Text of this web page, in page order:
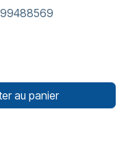
au panier